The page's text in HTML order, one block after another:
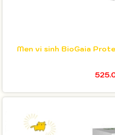
Men vi sinh BioGaia